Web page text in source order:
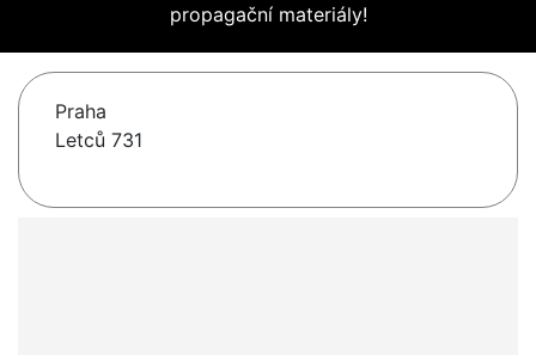
propagační materiály!
Praha
Letců 731